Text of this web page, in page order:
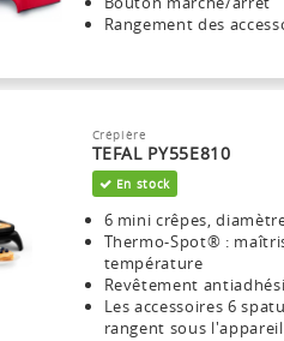
Rangement des
Crépière
TEFAL PY55E810
En stock
6 mini crêpes,
Thermo-Spot® :
température
Revêtement
Les accessoires 6
rangent sous l'appareil